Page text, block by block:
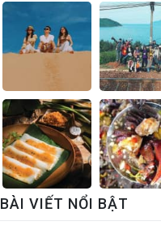
BÀI VIẾT NỔI BẬT